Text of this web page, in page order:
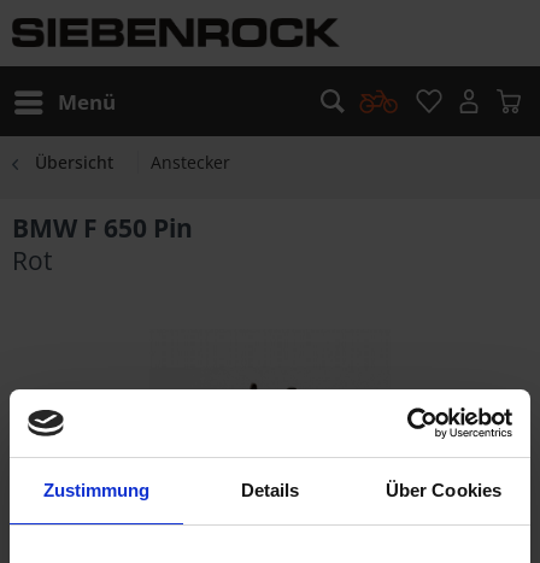
Zustimmung Details Über Cookies
Menü
Übersicht Anstecker
BMW F 650 Pin
Rot